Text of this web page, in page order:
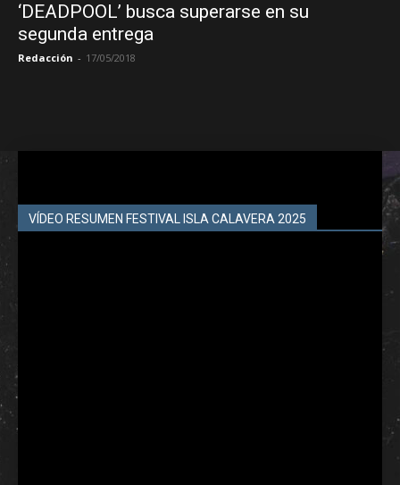
‘DEADPOOL’ busca superarse en su
segunda entrega
Redacción - 17/05/2018
VÍDEO RESUMEN FESTIVAL ISLA CALAVERA 2025